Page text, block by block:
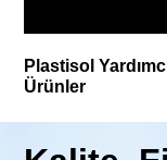
Plastisol
Ürünler